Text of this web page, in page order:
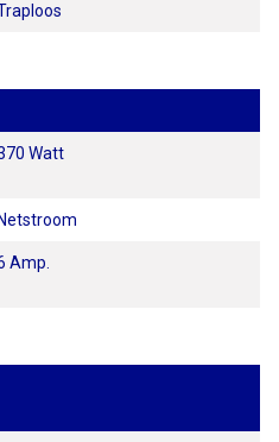
Watt
Netstroom
Amp.